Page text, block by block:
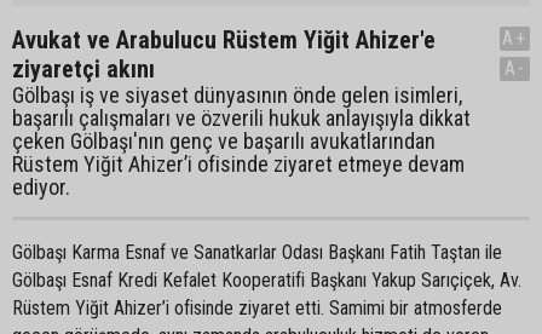
Avukat ve Arabulucu Rüstem Yiğit Ahizer'e
ziyaretçi akını
Gölbaşı iş ve siyaset dünyasının önde gelen isimleri,
başarılı çalışmaları ve özverili hukuk anlayışıyla dikkat
çeken Gölbaşı'nın genç ve başarılı avukatlarından
Rüstem Yiğit Ahizer’i ofisinde ziyaret etmeye devam
ediyor.
A+
A-
Gölbaşı Karma Esnaf ve Sanatkarlar Odası Başkanı Fatih Taştan ile
Gölbaşı Esnaf Kredi Kefalet Kooperatifi Başkanı Yakup Sarıçiçek, Av.
Rüstem Yiğit Ahizer’i ofisinde ziyaret etti. Samimi bir atmosferde